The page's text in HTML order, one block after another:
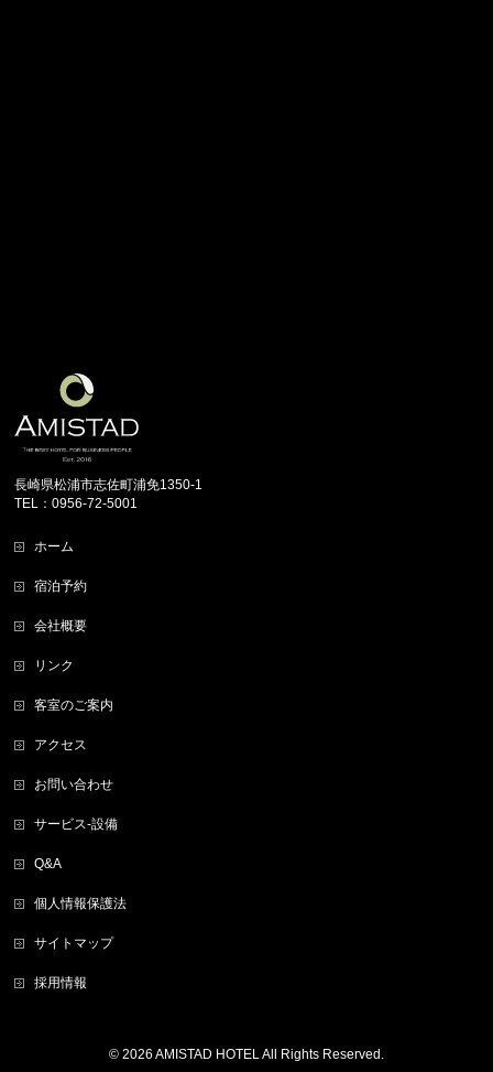
長崎県松浦市志佐町浦免1350-1
TEL：0956-72-5001
ホーム
宿泊予約
会社概要
リンク
客室のご案内
アクセス
お問い合わせ
サービス-設備
Q&A
個人情報保護法
サイトマップ
採用情報
© 2026 AMISTAD HOTELAll Rights Reserved.